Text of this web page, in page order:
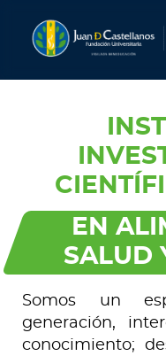
EN
SALUD
Somos un
generación,
conocimiento;